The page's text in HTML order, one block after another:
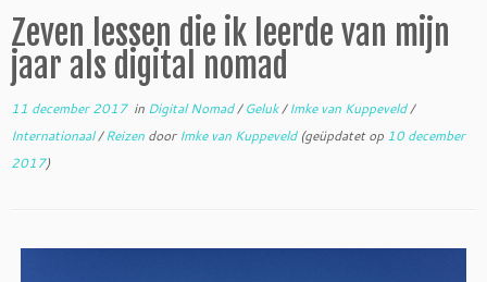
Zeven lessen die ik leerde van mijn
jaar als digital nomad
11 december 2017in Digital Nomad/Geluk/Imke van Kuppeveld/
Internationaal/Reizen door Imke van Kuppeveld(geüpdatet op 10 december
2017)